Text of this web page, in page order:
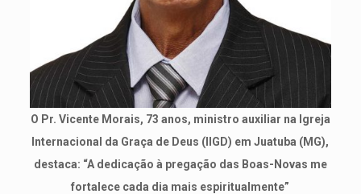
O Pr. Vicente Morais, 73 anos, ministro auxiliar na Igreja
Internacional da Graça de Deus (IIGD) em Juatuba (MG),
destaca: “A dedicação à pregação das Boas-Novas me
fortalece cada dia mais espiritualmente”